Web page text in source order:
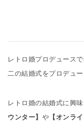
レトロ婚プロデュース
二の結婚式をプロデュー
レトロ婚の結婚式に興
ウンター】 や 【オンラ